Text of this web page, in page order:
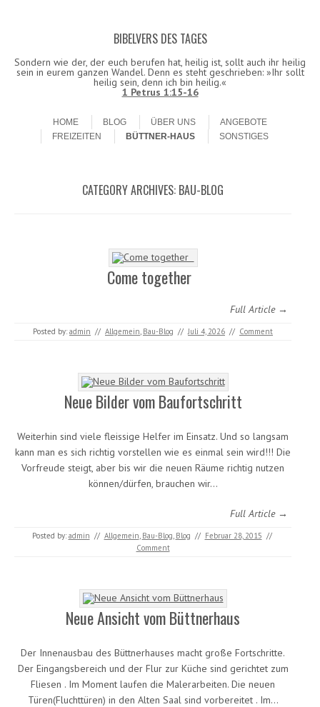
BIBELVERS DES TAGES
Sondern wie der, der euch berufen hat, heilig ist, sollt auch ihr heilig
sein in eurem ganzen Wandel. Denn es steht geschrieben: »Ihr sollt
heilig sein, denn ich bin heilig.«
1 Petrus 1:15-16
HOME
BLOG ÜBER UNS
ANGEBOTE
FREIZEITEN
BÜTTNER-HAUS SONSTIGES
CATEGORY ARCHIVES: BAU-BLOG
Come together
Full Article →
Posted by: admin // Allgemein, Bau-Blog // Juli 4, 2026 // Comment
Neue Bilder vom Baufortschritt
Weiterhin sind viele fleissige Helfer im Einsatz. Und so langsam
kann man es sich richtig vorstellen wie es einmal sein wird!!! Die
Vorfreude steigt, aber bis wir die neuen Räume richtig nutzen
können/dürfen, brauchen wir…
Full Article →
Posted by: admin // Allgemein, Bau-Blog, Blog // Februar 28, 2015 //
Comment
Neue Ansicht vom Büttnerhaus
Der Innenausbau des Büttnerhauses macht große Fortschritte.
Der Eingangsbereich und der Flur zur Küche sind gerichtet zum
Fliesen . Im Moment laufen die Malerarbeiten. Die neuen
Türen(Fluchttüren) in den Alten Saal sind vorbereitet . Im…
Datenschutzerklärung! Ok